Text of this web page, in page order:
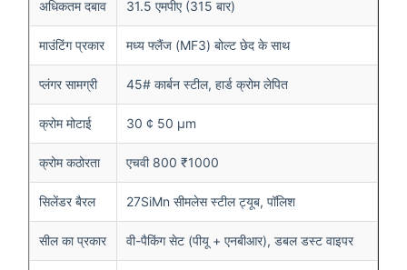
अधिकतम दबाव 31.5 एमपीए (315 बार)
माउंटिंग प्रकार मध्य फ्लैंज (MF3) बोल्ट छेद के साथ
प्लंगर सामग्री 45# कार्बन स्टील, हार्ड क्रोम लेपित
क्रोम मोटाई 30 ¢ 50 μm
क्रोम कठोरता एचवी 800 ₹1000
सिलेंडर बैरल 27SiMn सीमलेस स्टील ट्यूब, पॉलिश
सील का प्रकार वी-पैकिंग सेट (पीयू + एनबीआर), डबल डस्ट वाइपर